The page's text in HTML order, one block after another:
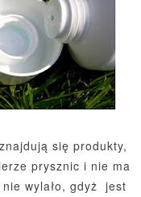
się produkty,
prysznic i nie ma
wylało, gdyż jest